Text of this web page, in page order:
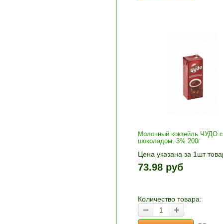
Молочный коктейль ЧУДО с
шоколадом, 3% 200г
Цена указана за 1шт
1шт прибавляется
и «-». Выберите нужное
73.98 руб
Количество товара: